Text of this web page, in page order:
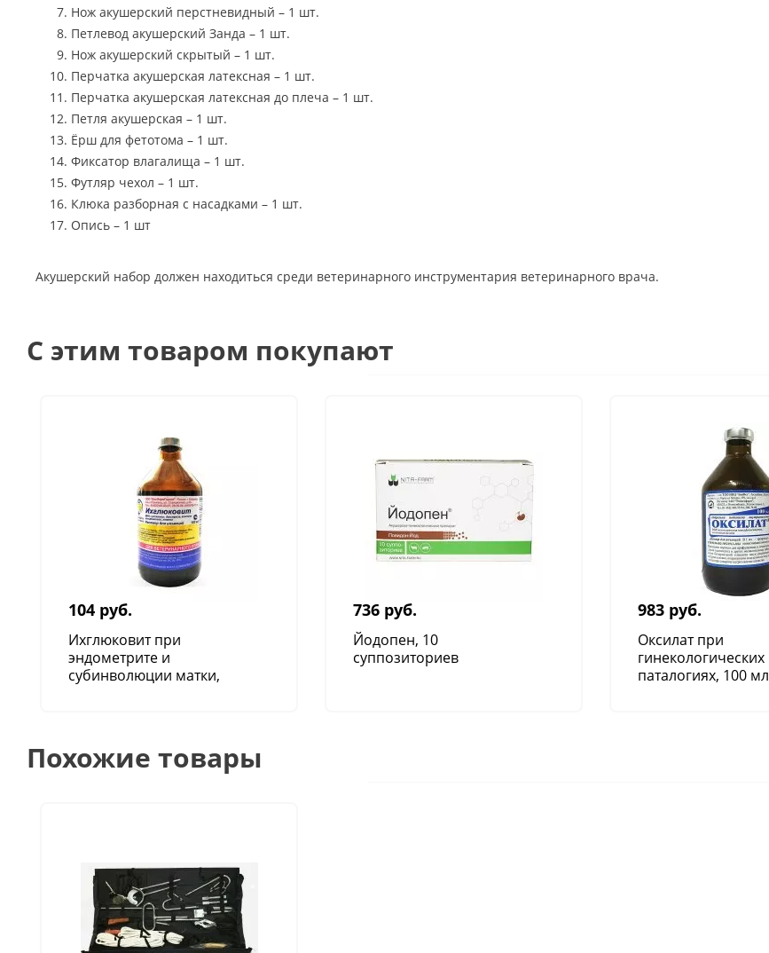
Нож акушерский перстневидный – 1 шт.
Петлевод акушерский Занда – 1 шт.
Нож акушерский скрытый – 1 шт.
Перчатка акушерская латексная – 1 шт.
Перчатка акушерская латексная до плеча – 1 шт.
Петля акушерская – 1 шт.
Ёрш для фетотома – 1 шт.
Фиксатор влагалища – 1 шт.
Футляр чехол – 1 шт.
Клюка разборная с насадками – 1 шт.
Опись – 1 шт
Акушерский набор должен находиться среди ветеринарного инструментария ветеринарного врача.
C этим товаром покупают
104 руб.
Ихглюковит при
эндометрите и
субинволюции матки,
736 руб.
Йодопен, 10
суппозиториев
983 руб.
Оксилат при
гинекологических
паталогиях, 100 мл
Похожие товары